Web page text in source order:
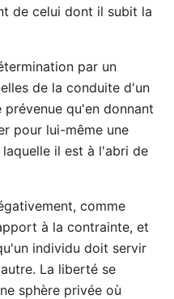
de celui dont il subit la
par un
de la conduite d'un
qu'en donnant
pour lui-même une
il est à l'abri de
comme
à la contrainte, et
individu doit servir
La liberté se
sphère privée où